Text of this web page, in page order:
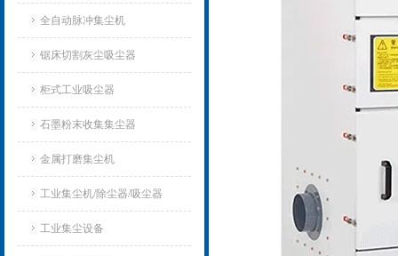
全自动脉冲集尘机
锯床切割灰尘吸尘器
柜式工业吸尘器
石墨粉末收集集尘器
金属打磨集尘机
工业集尘机/除尘器/吸尘器
工业集尘设备